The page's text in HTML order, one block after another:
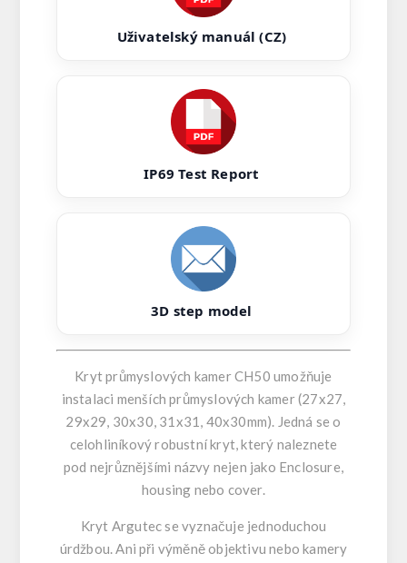
Uživatelský manuál (CZ)
IP69 Test Report
3D step model
Kryt průmyslových kamer CH50 umožňuje
instalaci menších průmyslových kamer (27x27,
29x29, 30x30, 31x31, 40x30mm). Jedná se o
celohliníkový robustní kryt, který naleznete
pod nejrůznějšími názvy nejen jako Enclosure,
housing nebo cover.
Kryt Argutec se vyznačuje jednoduchou
úrdžbou. Ani při výměně objektivu nebo kamery